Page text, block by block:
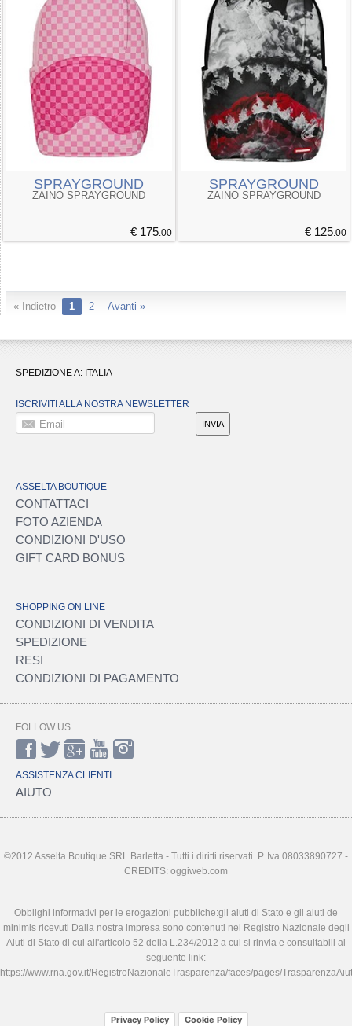
SPRAYGROUND
ZAINO SPRAYGROUND
€ 175.00
SPRAYGROUND
ZAINO SPRAYGROUND
€ 125.00
« Indietro 1 2 Avanti »
SPEDIZIONE A: ITALIA
ISCRIVITI ALLA NOSTRA NEWSLETTER
Email INVIA
ASSELTA BOUTIQUE
CONTATTACI
FOTO AZIENDA
CONDIZIONI D'USO
GIFT CARD BONUS
SHOPPING ON LINE
CONDIZIONI DI VENDITA
SPEDIZIONE
RESI
CONDIZIONI DI PAGAMENTO
FOLLOW US
ASSISTENZA CLIENTI
AIUTO
©2012 Asselta Boutique SRL Barletta - Tutti i diritti riservati. P. Iva 08033890727 -
CREDITS: oggiweb.com
Obblighi informativi per le erogazioni pubbliche:gli aiuti di Stato e gli aiuti de
minimis ricevuti Dalla nostra impresa sono contenuti nel Registro Nazionale degli
Aiuti di Stato di cui all'articolo 52 della L.234/2012 a cui si rinvia e consultabili al
seguente link:
https://www.rna.gov.it/RegistroNazionaleTrasparenza/faces/pages/
Privacy Policy Cookie Policy